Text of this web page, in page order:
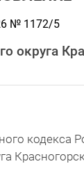
№ 1172/5
округа
кодекса